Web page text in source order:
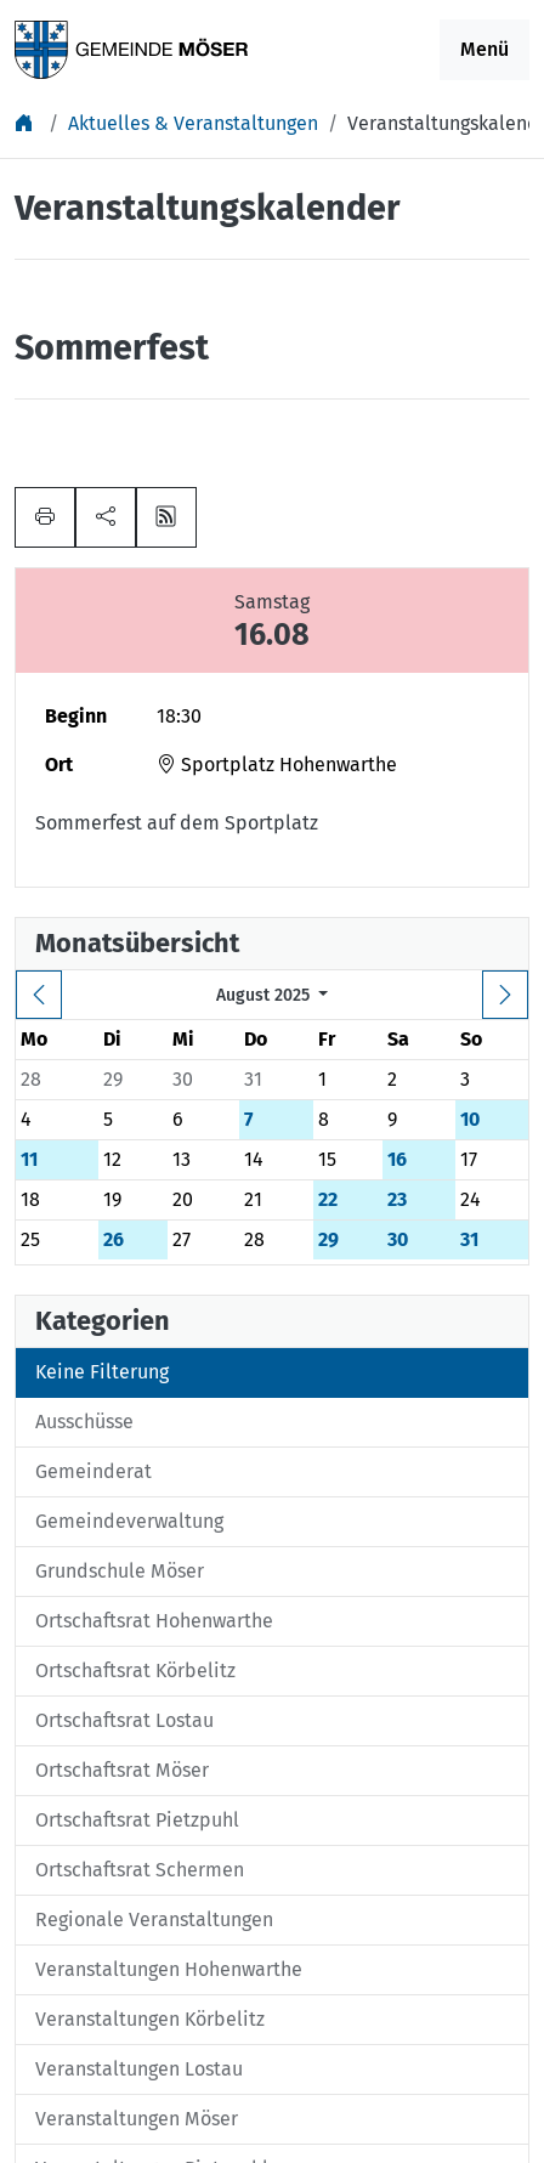
Menü
Aktuelles & Veranstaltungen
Veranstaltungskalender
Sommerfest
Samstag
16.08
Beginn 18:30
Ort Sportplatz Hohenwarthe
Sommerfest auf dem Sportplatz
Monatsübersicht
August 2025
Mo Di Mi Do Fr Sa
So
28
29 30 31 1 2
3
4
5 6 7 8 9
10
11
12 13 14 15 16
17
18
19 20 21 22 23
24
25
26 27 28 29 30 31
Kategorien
Keine Filterung
Ausschüsse
Gemeinderat
Gemeindeverwaltung
Grundschule Möser
Ortschaftsrat Hohenwarthe
Ortschaftsrat Körbelitz
Ortschaftsrat Lostau
Ortschaftsrat Möser
Ortschaftsrat Pietzpuhl
Ortschaftsrat Schermen
Regionale Veranstaltungen
Veranstaltungen Hohenwarthe
Veranstaltungen Körbelitz
Veranstaltungen Lostau
Veranstaltungen Möser